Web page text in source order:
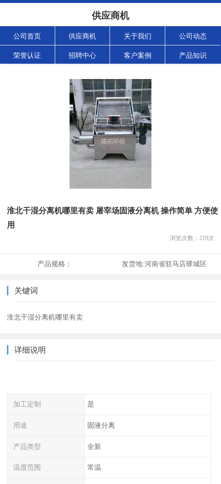
供应商机
公司首页 供应商机 关于我们 公司动态
荣誉认证 招聘中心 客户案例 产品知识
淮北干湿分离机哪里有卖 屠宰场固液分离机 操作简单 方便使
用
浏览次数： 219次
产品规格： 发货地:河南省驻马店驿城区
关键词
淮北干湿分离机哪里有卖
详细说明
加工定制 是
用途 固液分离
产品类型 全新
温度范围 常温